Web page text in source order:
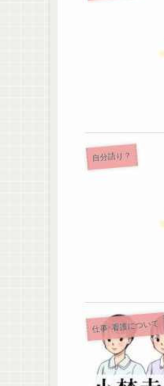
自分語り？
仕事･看護について